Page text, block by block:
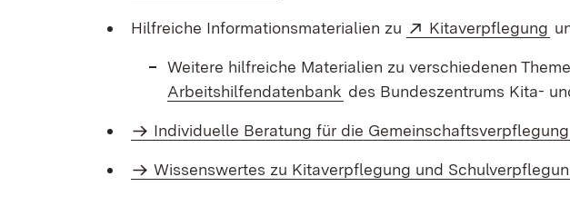
Hilfreiche Informationsmaterialien zu Extern:
Kitaverpflegung
Weitere hilfreiche Materialien zu verschiedenen
Arbeitshilfendatenbank (Öffnet in neuem Fenster)
des Bundeszentrums Kita-
Individuelle Beratung für die Gemeinschaftsverpflegung
Wissenswertes zu Kitaverpflegung und